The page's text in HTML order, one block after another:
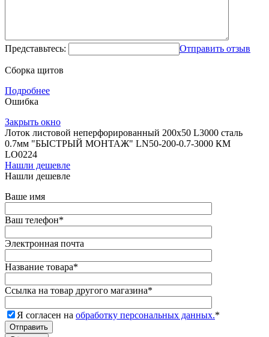
Представьтесь: Отправить отзыв
Сборка щитов
Подробнее
Ошибка
Закрыть окно
Лоток листовой неперфорированный 200х50 L3000 сталь
0.7мм "БЫСТРЫЙ МОНТАЖ" LN50-200-0.7-3000 КМ
LO0224
Нашли дешевле
Нашли дешевле
Ваше имя
Ваш телефон*
Электронная почта
Название товара*
Ссылка на товар другого магазина*
Я согласен на обработку персональных данных.*